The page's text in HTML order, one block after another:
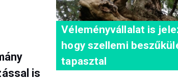
is
Véleményvállalat is
hogy szellemi
tapasztal